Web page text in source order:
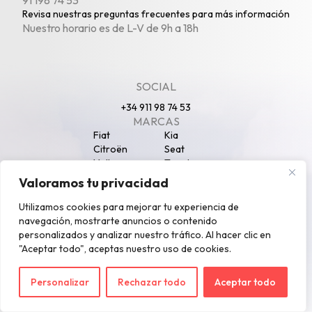
Valoramos tu privacidad
Utilizamos cookies para mejorar tu experiencia de
navegación, mostrarte anuncios o contenido
personalizados y analizar nuestro tráfico. Al hacer clic en
"Aceptar todo", aceptas nuestro uso de cookies.
Personalizar Rechazar todo Aceptar todo
Revisa nuestras preguntas frecuentes para más información
Nuestro horario es de L-V de 9h a 18h
SOCIAL
+34 911 98 74 53
MARCAS
Fiat
Kia
Citroën
Seat
Volkswagen
Toyota
Peugeot
Opel
Nissan
Jeep
SECCIONES
Particulares
Autónomos
Empresas
SUV
Coches Eléctricos
Furgonetas
©2026 Pug Renting